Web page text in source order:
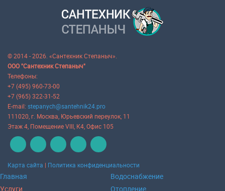
© 2014 - 2026. «Сантехник Степаныч».
ООО "Сантехник Степаныч"
Телефоны:
+7 (495) 960-73-00
+7 (965) 322-31-52
E-mail: stepanych@santehnik24.pro
111020, г. Москва, Юрьевский переулок, 11
Этаж 4, Помещение VIII, К4, Офис 105
Карта сайта | Политика конфиденциальности
Главная
Услуги
Водоснабжение
Отопление